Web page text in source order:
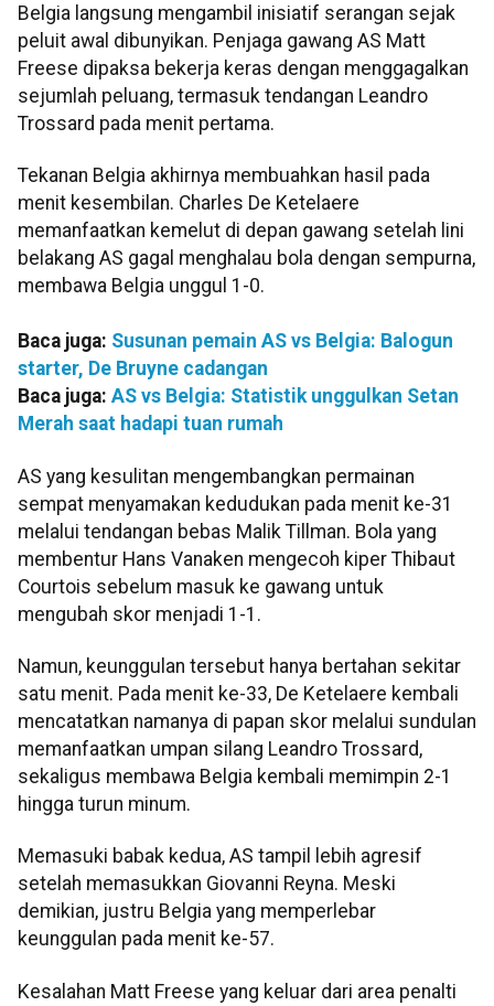
Belgia langsung mengambil inisiatif serangan sejak
peluit awal dibunyikan. Penjaga gawang AS Matt
Freese dipaksa bekerja keras dengan menggagalkan
sejumlah peluang, termasuk tendangan Leandro
Trossard pada menit pertama.
Tekanan Belgia akhirnya membuahkan hasil pada
menit kesembilan. Charles De Ketelaere
memanfaatkan kemelut di depan gawang setelah lini
belakang AS gagal menghalau bola dengan sempurna,
membawa Belgia unggul 1-0.
Baca juga: Susunan pemain AS vs Belgia: Balogun
starter, De Bruyne cadangan
Baca juga: AS vs Belgia: Statistik unggulkan Setan
Merah saat hadapi tuan rumah
AS yang kesulitan mengembangkan permainan
sempat menyamakan kedudukan pada menit ke-31
melalui tendangan bebas Malik Tillman. Bola yang
membentur Hans Vanaken mengecoh kiper Thibaut
Courtois sebelum masuk ke gawang untuk
mengubah skor menjadi 1-1.
Namun, keunggulan tersebut hanya bertahan sekitar
satu menit. Pada menit ke-33, De Ketelaere kembali
mencatatkan namanya di papan skor melalui sundulan
memanfaatkan umpan silang Leandro Trossard,
sekaligus membawa Belgia kembali memimpin 2-1
hingga turun minum.
Memasuki babak kedua, AS tampil lebih agresif
setelah memasukkan Giovanni Reyna. Meski
demikian, justru Belgia yang memperlebar
keunggulan pada menit ke-57.
Kesalahan Matt Freese yang keluar dari area penalti